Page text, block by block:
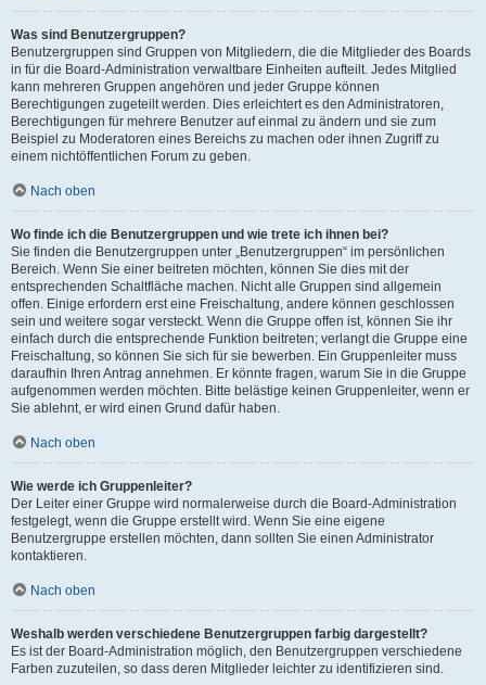
Was sind Benutzergruppen?
Benutzergruppen sind Gruppen von Mitgliedern, die die Mitglieder des Boards
in für die Board-Administration verwaltbare Einheiten aufteilt. Jedes Mitglied
kann mehreren Gruppen angehören und jeder Gruppe können
Berechtigungen zugeteilt werden. Dies erleichtert es den Administratoren,
Berechtigungen für mehrere Benutzer auf einmal zu ändern und sie zum
Beispiel zu Moderatoren eines Bereichs zu machen oder ihnen Zugriff zu
einem nichtöffentlichen Forum zu geben.
Nach oben
Wo finde ich die Benutzergruppen und wie trete ich ihnen bei?
Sie finden die Benutzergruppen unter „Benutzergruppen“ im persönlichen
Bereich. Wenn Sie einer beitreten möchten, können Sie dies mit der
entsprechenden Schaltfläche machen. Nicht alle Gruppen sind allgemein
offen. Einige erfordern erst eine Freischaltung, andere können geschlossen
sein und weitere sogar versteckt. Wenn die Gruppe offen ist, können Sie ihr
einfach durch die entsprechende Funktion beitreten; verlangt die Gruppe eine
Freischaltung, so können Sie sich für sie bewerben. Ein Gruppenleiter muss
daraufhin Ihren Antrag annehmen. Er könnte fragen, warum Sie in die Gruppe
aufgenommen werden möchten. Bitte belästige keinen Gruppenleiter, wenn er
Sie ablehnt, er wird einen Grund dafür haben.
Nach oben
Wie werde ich Gruppenleiter?
Der Leiter einer Gruppe wird normalerweise durch die Board-Administration
festgelegt, wenn die Gruppe erstellt wird. Wenn Sie eine eigene
Benutzergruppe erstellen möchten, dann sollten Sie einen Administrator
kontaktieren.
Nach oben
Weshalb werden verschiedene Benutzergruppen farbig dargestellt?
Es ist der Board-Administration möglich, den Benutzergruppen verschiedene
Farben zuzuteilen, so dass deren Mitglieder leichter zu identifizieren sind.